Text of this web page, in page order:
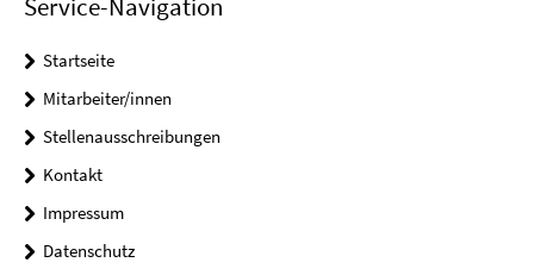
Startseite
Mitarbeiter/innen
Stellenausschreibungen
Kontakt
Impressum
Datenschutz